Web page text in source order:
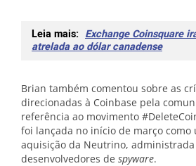
Leia mais: Exchange Coinsquare
atrelada ao dólar canadense
Brian também comentou sobre as
direcionadas à Coinbase pela
referência ao movimento
foi lançada no início de março como
aquisição da Neutrino,
desenvolvedores de spyware.